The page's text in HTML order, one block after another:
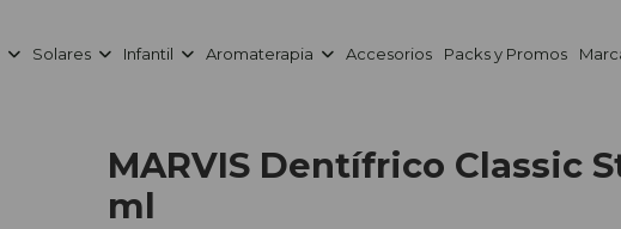
Solares Infantil Aromaterapia Accesorios Packs y Promos
MARVIS Dentífrico Classic
ml